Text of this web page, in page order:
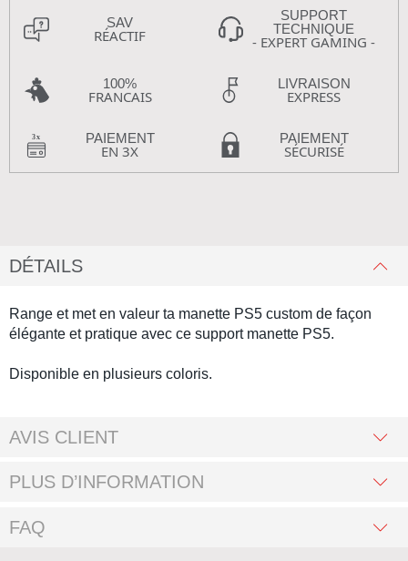
SAV
RÉACTIF
SUPPORT
TECHNIQUE
- EXPERT GAMING -
100%
FRANCAIS
LIVRAISON
EXPRESS
PAIEMENT
EN 3X
PAIEMENT
SÉCURISÉ
DÉTAILS
Range et met en valeur ta manette PS5 custom de façon
élégante et pratique avec ce support manette PS5.
Disponible en plusieurs coloris.
AVIS CLIENT
PLUS D’INFORMATION
FAQ